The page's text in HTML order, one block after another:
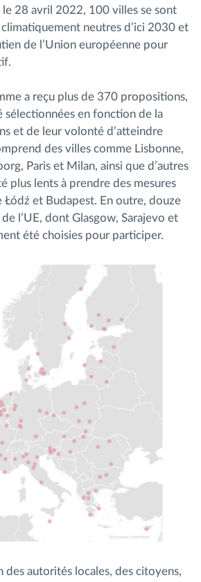
28 avril 2022, 100 villes se sont
neutres d’ici 2030 et
de l’Union européenne pour
a reçu plus de 370 propositions,
en fonction de la
et de leur volonté d’atteindre
des villes comme Lisbonne,
Paris et Milan, ainsi que d’autres
plus lents à prendre des mesures
Łódź et Budapest. En outre, douze
l’UE, dont Glasgow, Sarajevo et
été choisies pour participer.
autorités locales, des citoyens,